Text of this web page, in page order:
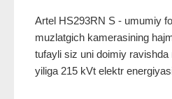
Artel HS293RN S - umumiy
muzlatgich kamerasining
tufayli siz uni doimiy
yiliga 215 kVt elektr